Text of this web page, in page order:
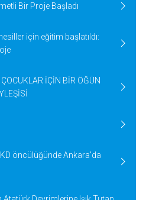
Bir Proje Başladı
için eğitim başlatıldı:
İÇİN BİR ÖĞÜN
öncülüğünde Ankara’da